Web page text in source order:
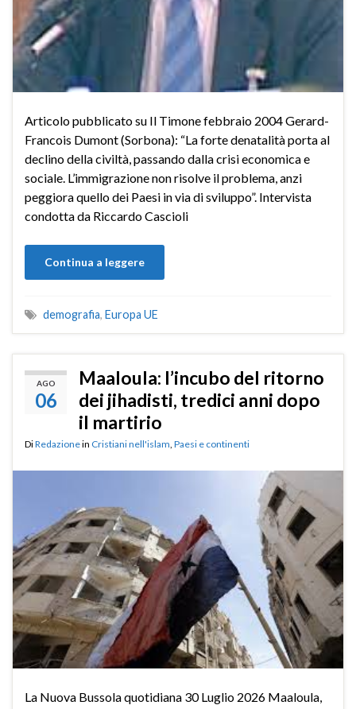
Articolo pubblicato su Il Timone febbraio 2004 Gerard-
Francois Dumont (Sorbona): “La forte denatalità porta al
declino della civiltà, passando dalla crisi economica e
sociale. L’immigrazione non risolve il problema, anzi
peggiora quello dei Paesi in via di sviluppo”. Intervista
condotta da Riccardo Cascioli
Continua a leggere
demografia, Europa UE
AGO
06
Maaloula: l’incubo del ritorno
dei jihadisti, tredici anni dopo
il martirio
DiRedazionein Cristiani nell'islam Paesi e continenti
La Nuova Bussola quotidiana 30 Luglio 2026 Maaloula,